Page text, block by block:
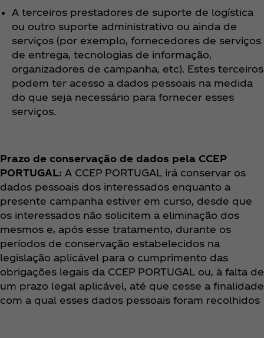
A terceiros prestadores de suporte de logística
ou outro suporte administrativo ou ainda de
serviços (por exemplo, fornecedores de serviços
de entrega, tecnologias de informação,
organizadores de campanha, etc). Estes terceiros
podem ter acesso a dados pessoais na medida
do que seja necessário para fornecer esses
serviços.
Prazo de conservação de dados pela CCEP
PORTUGAL: A CCEP PORTUGAL irá conservar os
dados pessoais dos interessados enquanto a
presente campanha estiver em curso, desde que
os interessados não solicitem a eliminação dos
mesmos e, após esse tratamento, durante os
períodos de conservação estabelecidos na
legislação aplicável para o cumprimento das
obrigações legais da CCEP PORTUGAL ou, à falta de
um prazo legal aplicável, até que cesse a finalidade
com a qual esses dados pessoais foram recolhidos